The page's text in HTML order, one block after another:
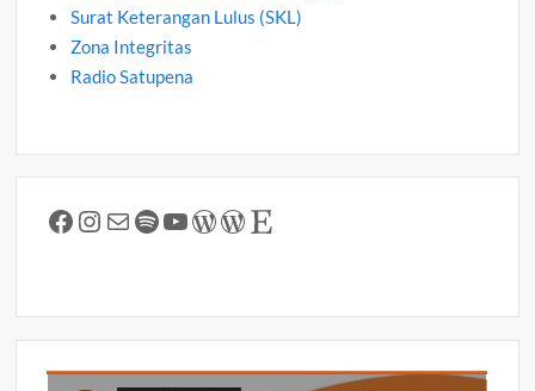
Surat Keterangan Lulus (SKL)
Zona Integritas
Radio Satupena
Facebook
Instagram
MailSpotify
YouTube
WordPress
WordPress
Etsy